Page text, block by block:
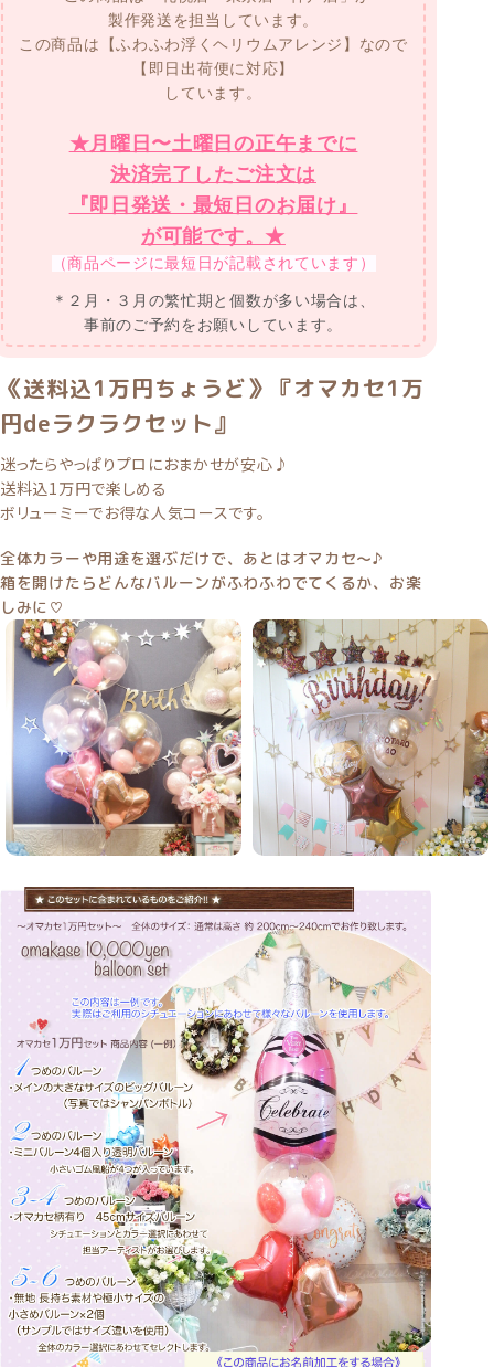
製作発送を担当しています。
この商品は【ふわふわ浮くヘリウムアレンジ】なので
【即日出荷便に対応】
しています。
★月曜日〜土曜日の正午までに
決済完了したご注文は
『即日発送・最短日のお届け』
が可能です。★
（商品ページに最短日が記載されています）
＊２月・３月の繁忙期と個数が多い場合は、
事前のご予約をお願いしています。
《送料込1万円ちょうど》『オマカセ1万
円deラクラクセット』
迷ったらやっぱりプロにおまかせが安心♪
送料込1万円で楽しめる
ボリューミーでお得な人気コースです。
全体カラーや用途を選ぶだけで、あとはオマカセ〜♪
箱を開けたらどんなバルーンがふわふわでてくるか、お楽
しみに♡